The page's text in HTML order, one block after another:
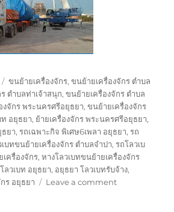
Tags
ขนย้ายเครื่องจักร,ขนย้ายเครื่องจักร ตำบล
ตำบลท่าเจ้าสนุก,ขนย้ายเครื่องจักร ตำบล
งจักร พระนครศรีอยุธยา,ขนย้ายเครื่องจักร
อยุธยา, ย้ายเครื่องจักร พระนครศรีอยุธยา,
ธยา,รถเฉพาะกิจ พิเศษ6เพลา อยุธยา,รถ
เบทขนย้ายเครื่องจักร ตำบลจำปา,รถโลวเบ
ครื่องจักร,หางโลวเบทขนย้ายเครื่องจักร
ลวเบท อยุธยา, อยุธยา โลวเบทรับจ้าง,
ร อยุธยา
Leave a commenton